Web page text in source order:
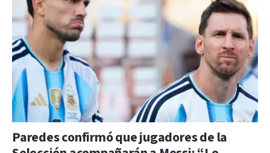
Paredes confirmó que jugadores de la